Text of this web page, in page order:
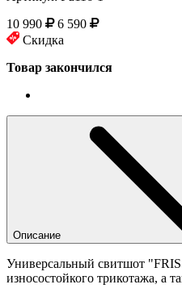
10 990
6 590
Скидка
Товар закончился
Описание
Универсальный свитшот
износостойкого трикотажа, а